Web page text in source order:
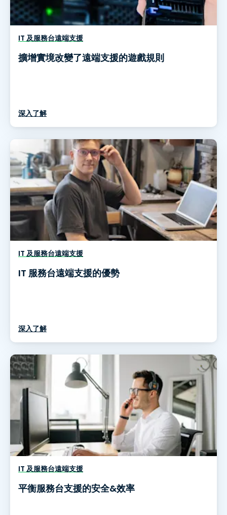
IT 及服務台遠端支援
擴增實境改變了遠端支援的遊戲規則
深入了解
IT 及服務台遠端支援
IT 服務台遠端支援的優勢
深入了解
IT 及服務台遠端支援
平衡服務台支援的安全&效率